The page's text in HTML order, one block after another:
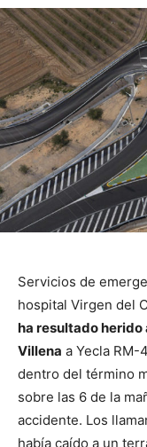
Servicios de
hospital Virgen del
ha resultado herido
Villena a Yecla RM-
dentro del término
sobre las 6 de la
accidente. Los
había caído a un